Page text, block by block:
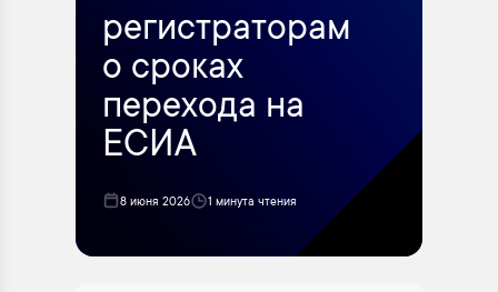
регистраторам
о сроках
перехода на
ЕСИА
8 июня 2026 1 минута чтения